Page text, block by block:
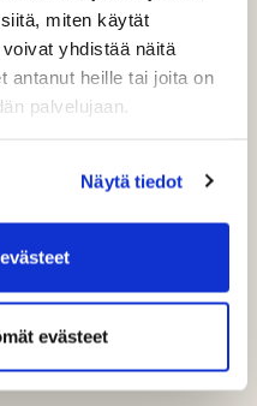
miten käytät
yhdistää näitä
antanut heille tai joita on
palvelujaan.
Näytä tiedot
evästeet
vesiesteet ja
vaihtelevan.
kierroksesta